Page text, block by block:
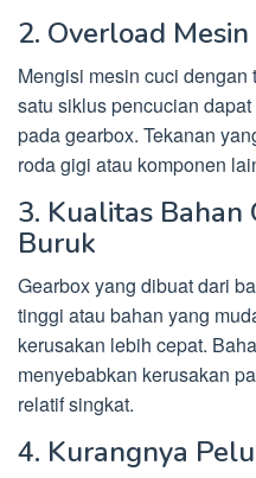
2. Overload Mesin
Mengisi mesin cuci
satu siklus pencucian
pada gearbox. Tekanan
roda gigi atau komponen
3. Kualitas Bahan
Buruk
Gearbox yang dibuat dari
tinggi atau bahan yang
kerusakan lebih cepat.
menyebabkan kerusakan
relatif singkat.
4. Kurangnya